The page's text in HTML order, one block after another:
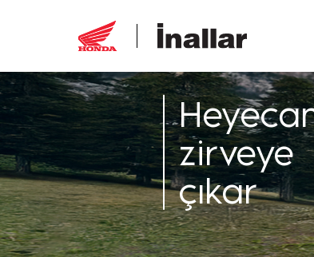
zirveye
çıkar